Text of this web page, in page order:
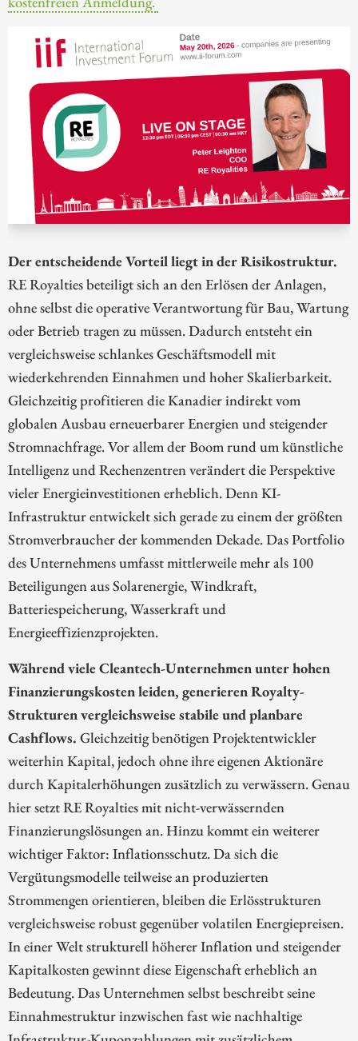
Der entscheidende Vorteil liegt in der Risikostruktur.
RE Royalties beteiligt sich an den Erlösen der Anlagen,
ohne selbst die operative Verantwortung für Bau, Wartung
oder Betrieb tragen zu müssen. Dadurch entsteht ein
vergleichsweise schlankes Geschäftsmodell mit
wiederkehrenden Einnahmen und hoher Skalierbarkeit.
Gleichzeitig profitieren die Kanadier indirekt vom
globalen Ausbau erneuerbarer Energien und steigender
Stromnachfrage. Vor allem der Boom rund um künstliche
Intelligenz und Rechenzentren verändert die Perspektive
vieler Energieinvestitionen erheblich. Denn KI-
Infrastruktur entwickelt sich gerade zu einem der größten
Stromverbraucher der kommenden Dekade. Das Portfolio
des Unternehmens umfasst mittlerweile mehr als 100
Beteiligungen aus Solarenergie, Windkraft,
Batteriespeicherung, Wasserkraft und
Energieeffizienzprojekten.
Während viele Cleantech-Unternehmen unter hohen
Finanzierungskosten leiden, generieren Royalty-
Strukturen vergleichsweise stabile und planbare
Cashflows. Gleichzeitig benötigen Projektentwickler
weiterhin Kapital, jedoch ohne ihre eigenen Aktionäre
durch Kapitalerhöhungen zusätzlich zu verwässern. Genau
hier setzt RE Royalties mit nicht-verwässernden
Finanzierungslösungen an. Hinzu kommt ein weiterer
wichtiger Faktor: Inflationsschutz. Da sich die
Vergütungsmodelle teilweise an produzierten
Strommengen orientieren, bleiben die Erlösstrukturen
vergleichsweise robust gegenüber volatilen Energiepreisen.
In einer Welt strukturell höherer Inflation und steigender
Kapitalkosten gewinnt diese Eigenschaft erheblich an
Bedeutung. Das Unternehmen selbst beschreibt seine
Einnahmestruktur inzwischen fast wie nachhaltige